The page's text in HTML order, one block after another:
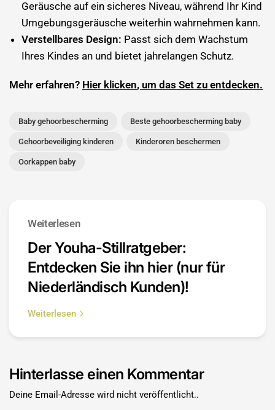
Geräusche auf ein sicheres Niveau, während Ihr Kind
Umgebungsgeräusche weiterhin wahrnehmen kann.
Verstellbares Design: Passt sich dem Wachstum
Ihres Kindes an und bietet jahrelangen Schutz.
Mehr erfahren? Hier klicken, um das Set zu entdecken.
Baby gehoorbescherming Beste gehoorbescherming baby
Gehoorbeveiliging kinderen Kinderoren beschermen
Oorkappen baby
Weiterlesen
Der Youha-Stillratgeber:
Entdecken Sie ihn hier (nur für
Niederländisch Kunden)!
Weiterlesen
Hinterlasse einen Kommentar
Deine Email-Adresse wird nicht veröffentlicht..